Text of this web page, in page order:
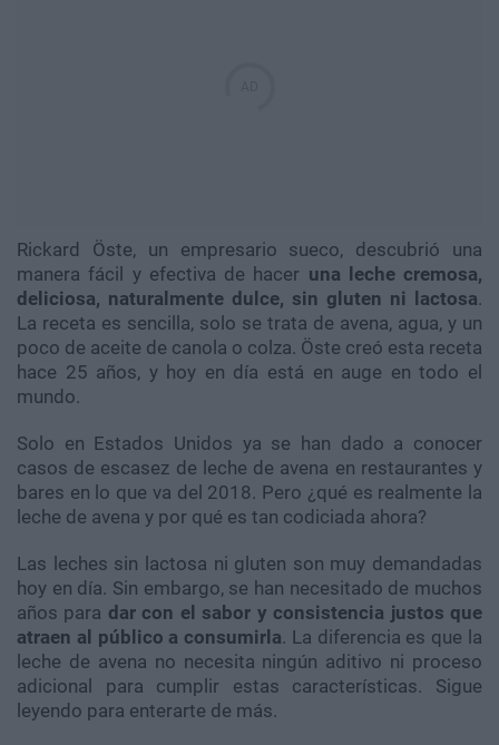
Rickard Öste, un empresario sueco, descubrió una
manera fácil y efectiva de hacer una leche cremosa,
deliciosa, naturalmente dulce, sin gluten ni lactosa.
La receta es sencilla, solo se trata de avena, agua, y un
poco de aceite de canola o colza. Öste creó esta receta
hace 25 años, y hoy en día está en auge en todo el
mundo.
Solo en Estados Unidos ya se han dado a conocer
casos de escasez de leche de avena en restaurantes y
bares en lo que va del 2018. Pero ¿qué es realmente la
leche de avena y por qué es tan codiciada ahora?
Las leches sin lactosa ni gluten son muy demandadas
hoy en día. Sin embargo, se han necesitado de muchos
años para dar con el sabor y consistencia justos que
atraen al público a consumirla. La diferencia es que la
leche de avena no necesita ningún aditivo ni proceso
adicional para cumplir estas características. Sigue
leyendo para enterarte de más.